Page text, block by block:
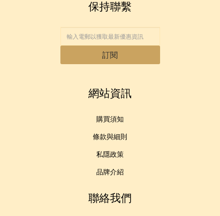
保持聯繫
訂閱
網站資訊
購買須知
條款與細則
私隱政策
品牌介紹
聯絡我們